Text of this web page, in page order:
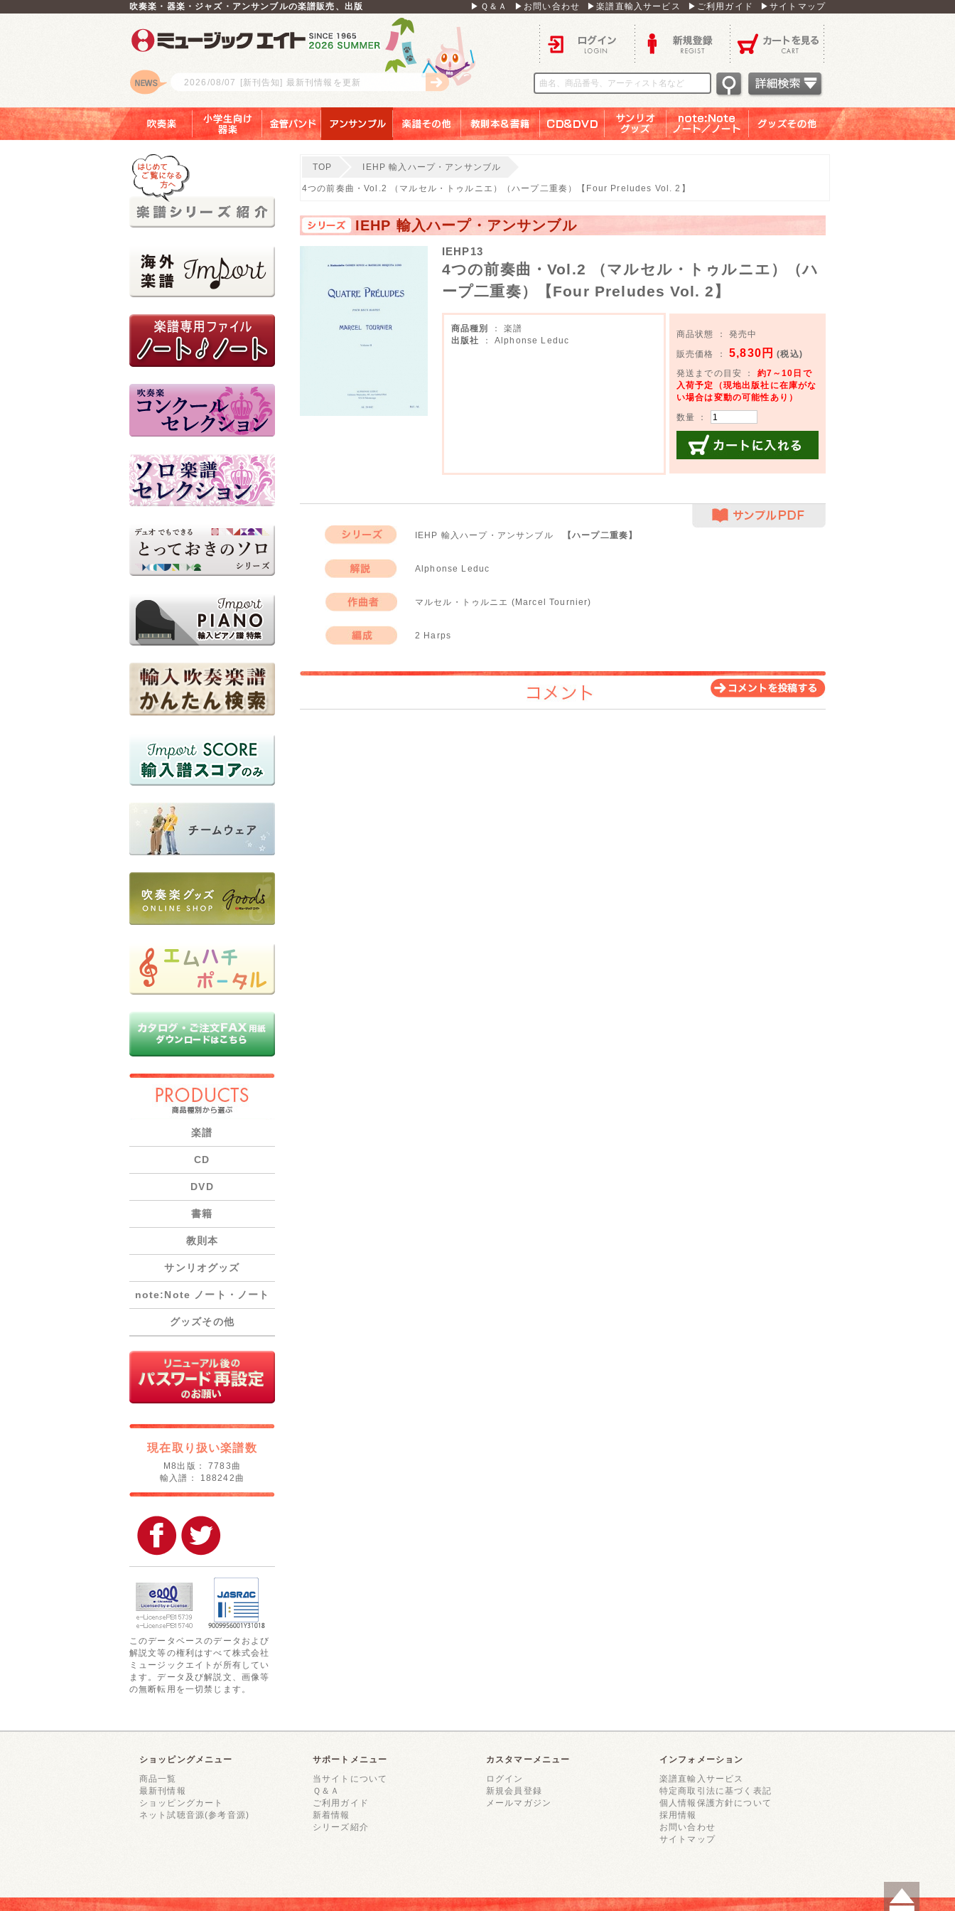
吹奏楽・器楽・ジャズ・アンサンブルの楽譜販売、出版 ▶Ｑ＆Ａ ▶お問い合わせ ▶楽譜直輸入サービス ▶ご利用ガイド ▶サイトマップ
ロゴ
2026/08/07 [新刊告知] 最新刊情報を更新
楽譜
CD
DVD
書籍
教則本
サンリオグッズ
note:Note ノート・ノート
グッズその他
現在取り扱い楽譜数
M8出版： 7783曲
輸入譜： 188242曲
このデータベースのデータおよび
解説文等の権利はすべて株式会社
ミュージックエイトが所有してい
ます。データ及び解説文、画像等
の無断転用を一切禁じます。
TOP IEHP 輸入ハープ・アンサンブル
4つの前奏曲・Vol.2 （マルセル・トゥルニエ）（ハープ二重奏）【Four Preludes Vol. 2】
IEHP 輸入ハープ・アンサンブル
IEHP13
4つの前奏曲・Vol.2 （マルセル・トゥルニエ）（ハ
ープ二重奏）【Four Preludes Vol. 2】
商品種別
： 楽譜
出版社
： Alphonse Leduc
商品状態 ： 発売中
販売価格 ：5,830円 (税込)
発送までの目安 ： 約7～10日で
入荷予定（現地出版社に在庫がな
い場合は変動の可能性あり）
数量 ：
IEHP 輸入ハープ・アンサンブル 【ハープ二重奏】
Alphonse Leduc
マルセル・トゥルニエ (Marcel Tournier)
2 Harps
コメント
ショッピングメニュー
商品一覧
最新刊情報
ショッピングカート
ネット試聴音源(参考音源)
サポートメニュー
当サイトについて
Ｑ＆Ａ
ご利用ガイド
新着情報
シリーズ紹介
カスタマーメニュー
ログイン
新規会員登録
メールマガジン
インフォメーション
楽譜直輸入サービス
特定商取引法に基づく表記
個人情報保護方針について
採用情報
お問い合わせ
サイトマップ